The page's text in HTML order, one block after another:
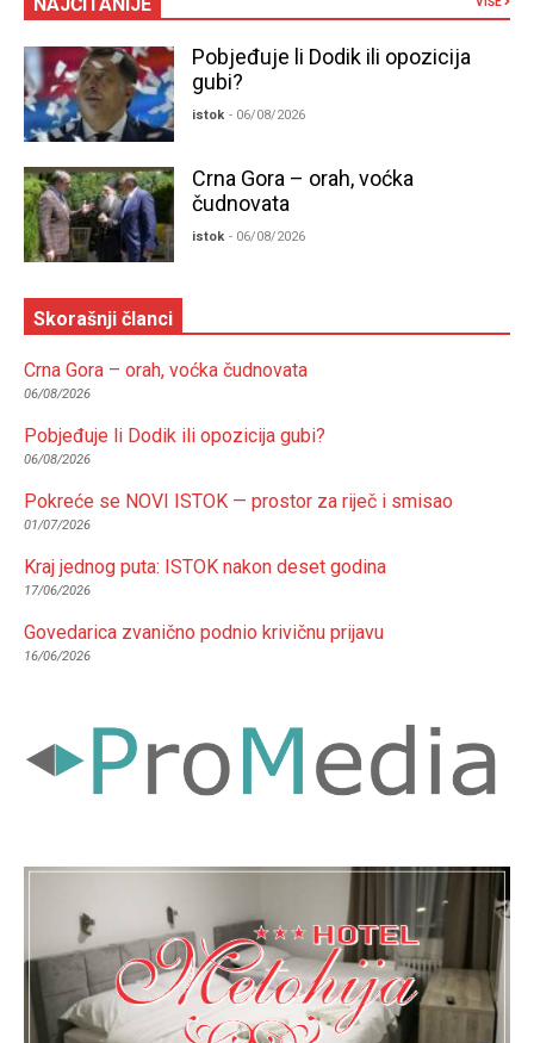
Pobjeđuje li Dodik ili opozicija
gubi?
istok - 06/08/2026
Crna Gora – orah, voćka
čudnovata
istok - 06/08/2026
Skorašnji članci
Crna Gora – orah, voćka čudnovata
06/08/2026
Pobjeđuje li Dodik ili opozicija gubi?
06/08/2026
Pokreće se NOVI ISTOK — prostor za riječ i smisao
01/07/2026
Kraj jednog puta: ISTOK nakon deset godina
17/06/2026
Govedarica zvanično podnio krivičnu prijavu
16/06/2026